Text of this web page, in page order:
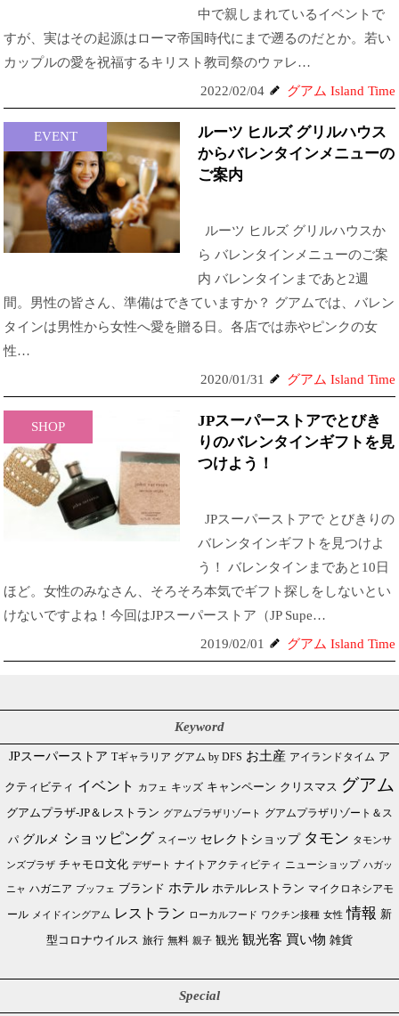
中で親しまれているイベントで
すが、実はその起源はローマ帝国時代にまで遡るのだとか。若い
カップルの愛を祝福するキリスト教司祭のウァレ…
2022/02/04
グアム Island Time
EVENT
ルーツ ヒルズ グリルハウス
からバレンタインメニューの
ご案内
ルーツ ヒルズ グリルハウスか
ら バレンタインメニューのご案
内 バレンタインまであと2週
間。男性の皆さん、準備はできていますか？ グアムでは、バレン
タインは男性から女性へ愛を贈る日。各店では赤やピンクの女
性…
2020/01/31
グアム Island Time
SHOP
JPスーパーストアでとびき
りのバレンタインギフトを見
つけよう！
JPスーパーストアで とびきりの
バレンタインギフトを見つけよ
う！ バレンタインまであと10日
ほど。女性のみなさん、そろそろ本気でギフト探しをしないとい
けないですよね！今回はJPスーパーストア（JP Supe…
2019/02/01
グアム Island Time
Keyword
JPスーパーストア Tギャラリア グアム by DFS お土産 アイランドタイム ア
クティビティ イベント カフェ キッズ キャンペーン クリスマス グアム
グアムプラザ-JP＆レストラン グアムプラザリゾート グアムプラザリゾート＆ス
パ グルメ ショッピング スイーツ セレクトショップ タモン タモンサ
ンズプラザ チャモロ文化 デザート ナイトアクティビティ ニューショップ ハガッ
ニャ ハガニア ブッフェ ブランド ホテル ホテルレストラン マイクロネシアモ
ール メイドイングアム レストラン ローカルフード ワクチン接種 女性 情報 新
型コロナウイルス 旅行 無料 親子 観光 観光客 買い物 雑貨
Special